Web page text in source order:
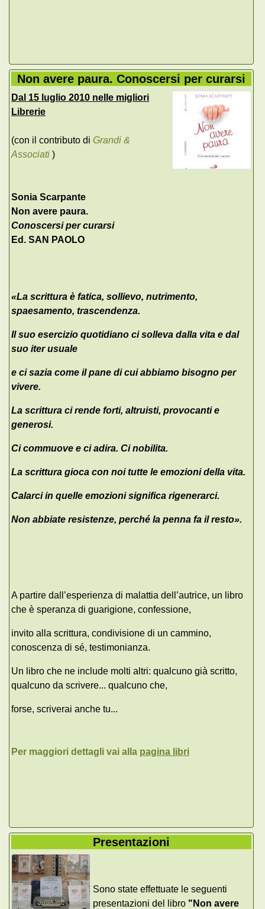
Non avere paura. Conoscersi per curarsi
Dal 15 luglio 2010 nelle migliori
Librerie
(con il contributo di Grandi &
Associati )
Sonia Scarpante
Non avere paura.
Conoscersi per curarsi
Ed. SAN PAOLO
«La scrittura è fatica, sollievo, nutrimento,
spaesamento, trascendenza.
Il suo esercizio quotidiano ci solleva dalla vita e dal
suo iter usuale
e ci sazia come il pane di cui abbiamo bisogno per
vivere.
La scrittura ci rende forti, altruisti, provocanti e
generosi.
Ci commuove e ci adira. Ci nobilita.
La scrittura gioca con noi tutte le emozioni della vita.
Calarci in quelle emozioni significa rigenerarci.
Non abbiate resistenze, perché la penna fa il resto».
A partire dall’esperienza di malattia dell’autrice, un libro
che è speranza di guarigione, confessione,
invito alla scrittura, condivisione di un cammino,
conoscenza di sé, testimonianza.
Un libro che ne include molti altri: qualcuno già scritto,
qualcuno da scrivere... qualcuno che,
forse, scriverai anche tu...
Per maggiori dettagli vai alla pagina libri
Presentazioni
Sono state effettuate le seguenti
presentazioni del libro "Non avere